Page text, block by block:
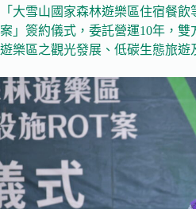
「大雪山國家森林遊樂區住宿餐
案」簽約儀式 ，委託營運10年，
遊樂區之觀光發展、低碳生態旅遊